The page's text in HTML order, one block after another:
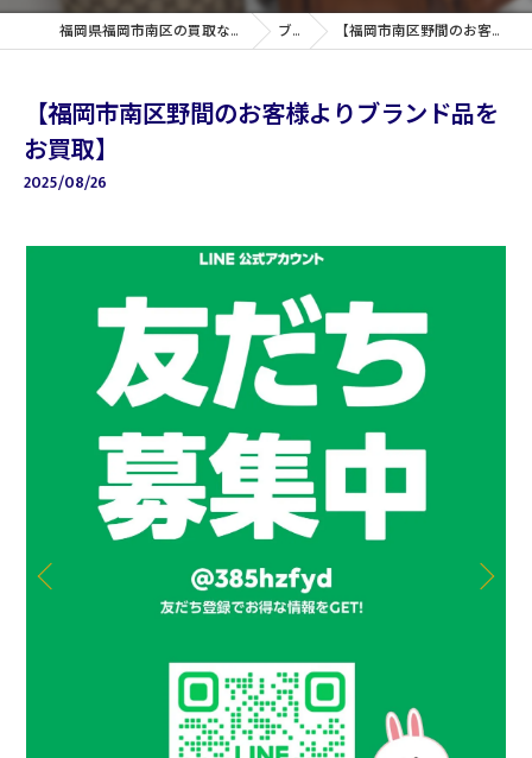
福岡県福岡市南区の買取なら買取専門店大吉 福岡野間店 ブログ 【福岡市南区野間のお客様よりブランド品をお買取】
【福岡市南区野間のお客様よりブランド品を
お買取】
2025/08/26